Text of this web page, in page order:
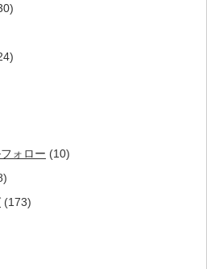
ォロー (10)
(173)